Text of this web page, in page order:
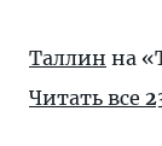
Таллин на
Читать все